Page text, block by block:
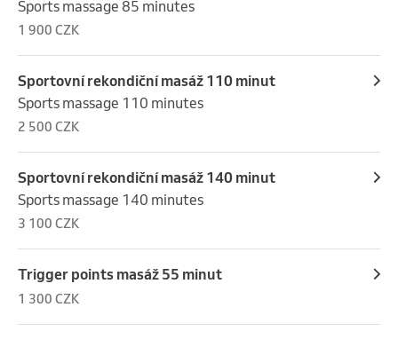
Sports massage 85 minutes
1 900 CZK
Sportovní rekondiční masáž 110 minut
Sports massage 110 minutes
2 500 CZK
Sportovní rekondiční masáž 140 minut
Sports massage 140 minutes
3 100 CZK
Trigger points masáž 55 minut
1 300 CZK